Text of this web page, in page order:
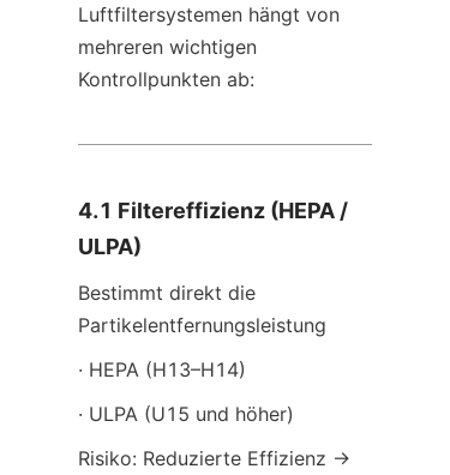
Luftfiltersystemen hängt von
mehreren wichtigen
Kontrollpunkten ab:
4.1 Filtereffizienz (HEPA /
ULPA)
Bestimmt direkt die
Partikelentfernungsleistung
· HEPA (H13–H14)
· ULPA (U15 und höher)
Risiko: Reduzierte Effizienz →